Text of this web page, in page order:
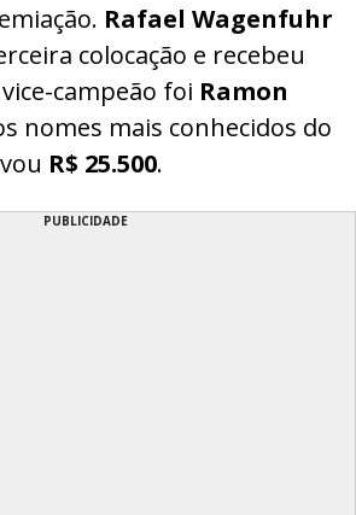
Rafael Wagenfuhr
colocação e recebeu
vice-campeão foi Ramon
nomes mais conhecidos do
R$ 25.500.
PUBLICIDADE